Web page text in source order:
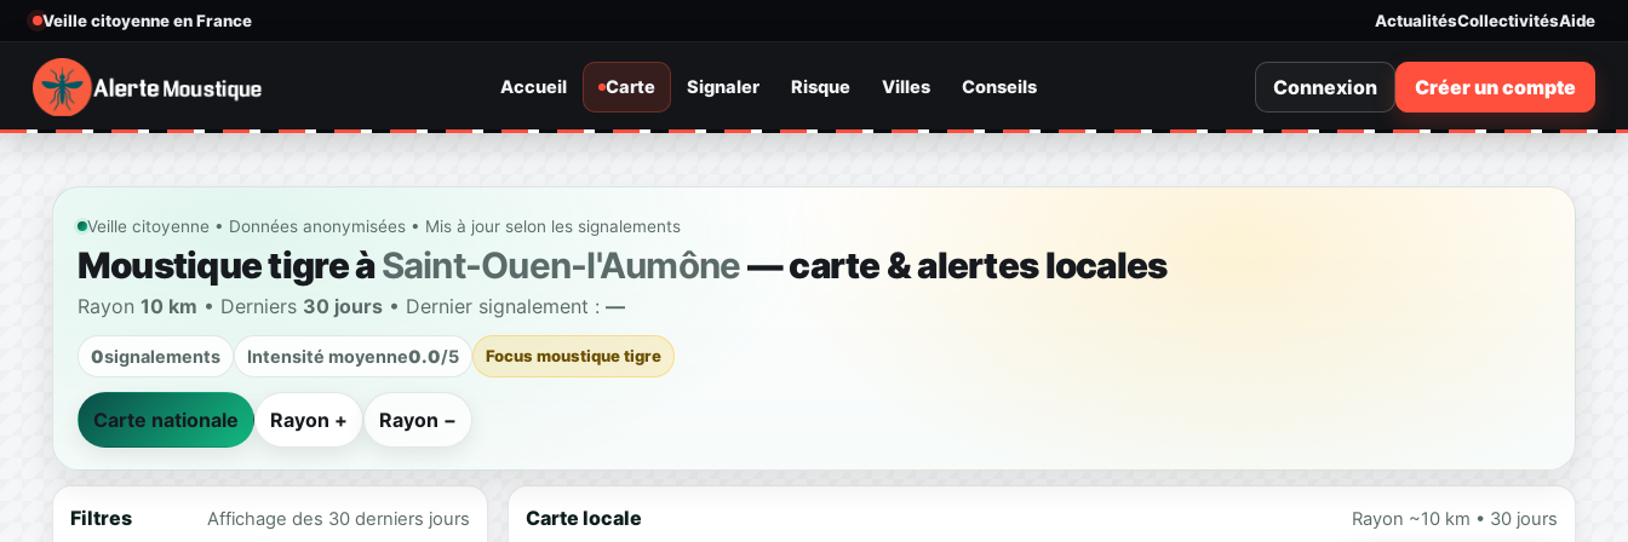
Veille citoyenne en France ActualitésCollectivitésAide
Accueil Carte Signaler Risque Villes Conseils Connexion Créer un compte
Veille citoyenne • Données anonymisées • Mis à jour selon les signalements
Moustique tigre àSaint-Ouen-l'Aumône— carte & alertes locales
Rayon 10 km • Derniers 30 jours• Dernier signalement : —
0signalements Intensité moyenne0.0/5 Focus moustique tigre
Carte nationale Rayon + Rayon −
Filtres Affichage des 30 derniers jours Carte locale Rayon ~10 km • 30 jours